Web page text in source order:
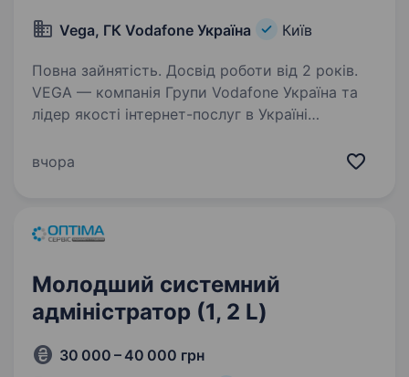
Vega, ГК Vodafone Україна Київ
Повна зайнятість. Досвід роботи від 2 років.
VEGA — компанія Групи Vodafone Україна та
лідер якості інтернет-послуг в Україні
nPerf. Ми зростаємо разом з мережею по всій
вчора
Молодший системний
адміністратор (1, 2 L)
30 000 – 40 000 грн